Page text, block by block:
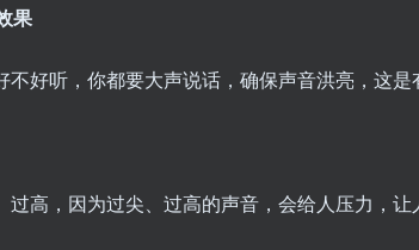
果
不好听，你都要大声说话，确保声音洪亮，这
过高，因为过尖、过高的声音，会给人压力，让